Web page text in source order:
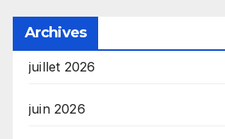
Archives
juillet 2026
juin 2026